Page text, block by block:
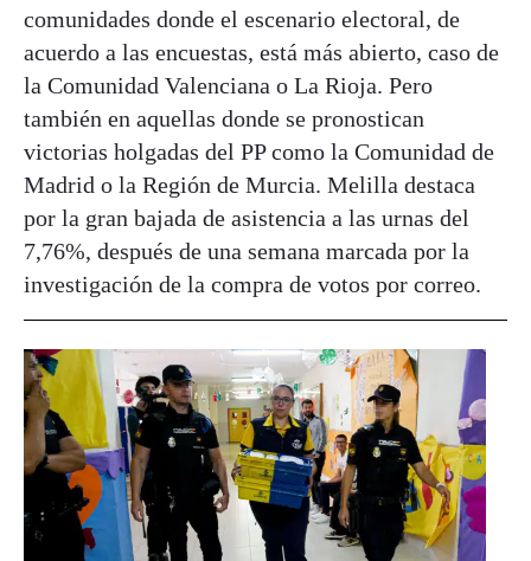
comunidades donde el escenario electoral, de
acuerdo a las encuestas, está más abierto, caso de
la Comunidad Valenciana o La Rioja. Pero
también en aquellas donde se pronostican
victorias holgadas del PP como la Comunidad de
Madrid o la Región de Murcia. Melilla destaca
por la gran bajada de asistencia a las urnas del
7,76%, después de una semana marcada por la
investigación de la compra de votos por correo.